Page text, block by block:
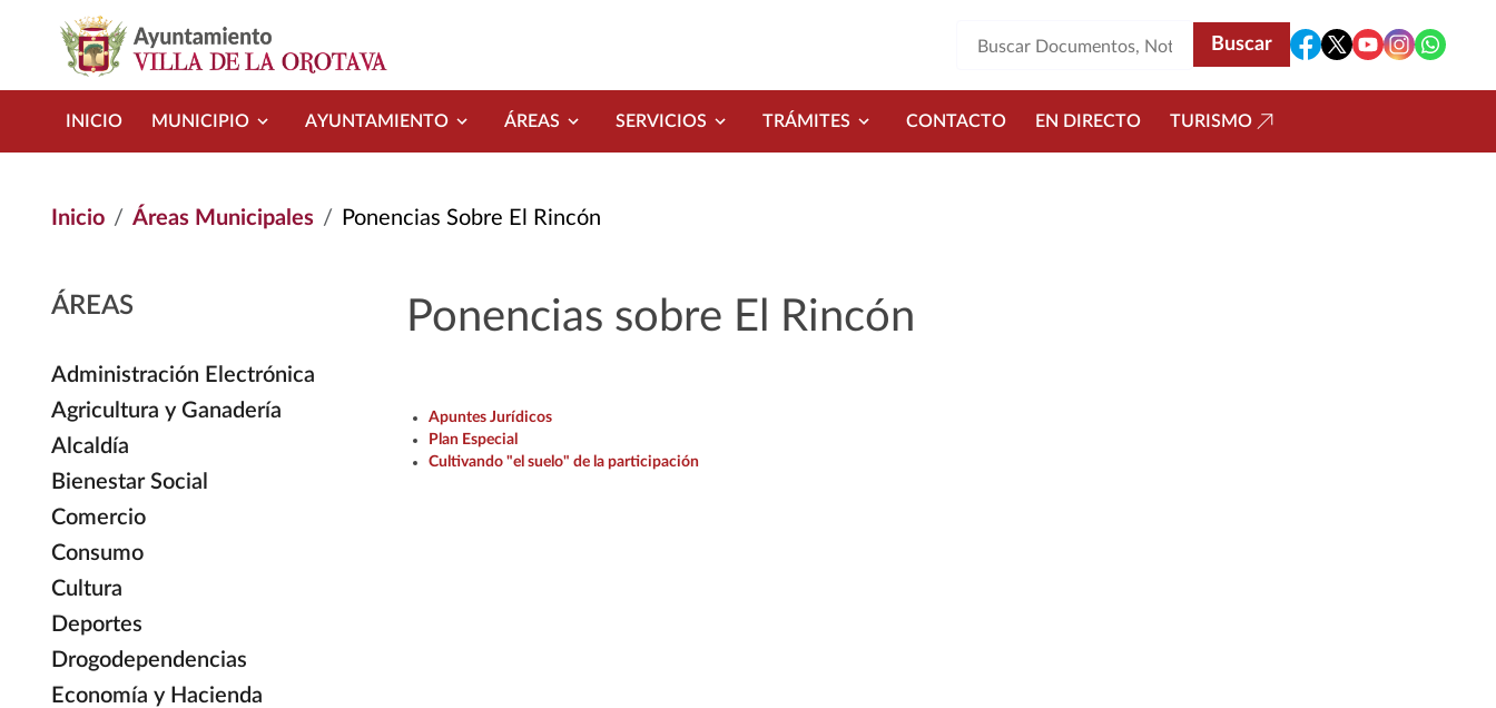
INICIO MUNICIPIO AYUNTAMIENTO ÁREAS SERVICIOS TRÁMITES CONTACTO EN DIRECTO TURISMO
Inicio Áreas Municipales Ponencias Sobre El Rincón
ÁREAS
Administración Electrónica
Agricultura y Ganadería
Alcaldía
Bienestar Social
Comercio
Consumo
Cultura
Deportes
Drogodependencias
Economía y Hacienda
Ponencias sobre El Rincón
Apuntes Jurídicos
Plan Especial
Cultivando "el suelo" de la participación